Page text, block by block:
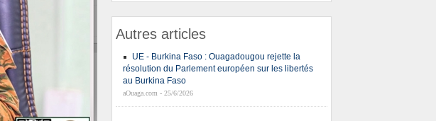
Autres articles
UE - Burkina Faso : Ouagadougou rejette la
résolution du Parlement européen sur les libertés
au Burkina Faso
aOuaga.com - 25/6/2026